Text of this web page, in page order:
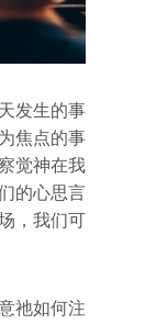
发生的事
焦点的事
觉神在我
的心思言
，我们可
祂如何注